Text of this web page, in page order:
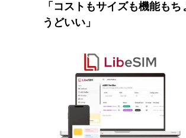
「コストもサイズも機能もち
うどいい」